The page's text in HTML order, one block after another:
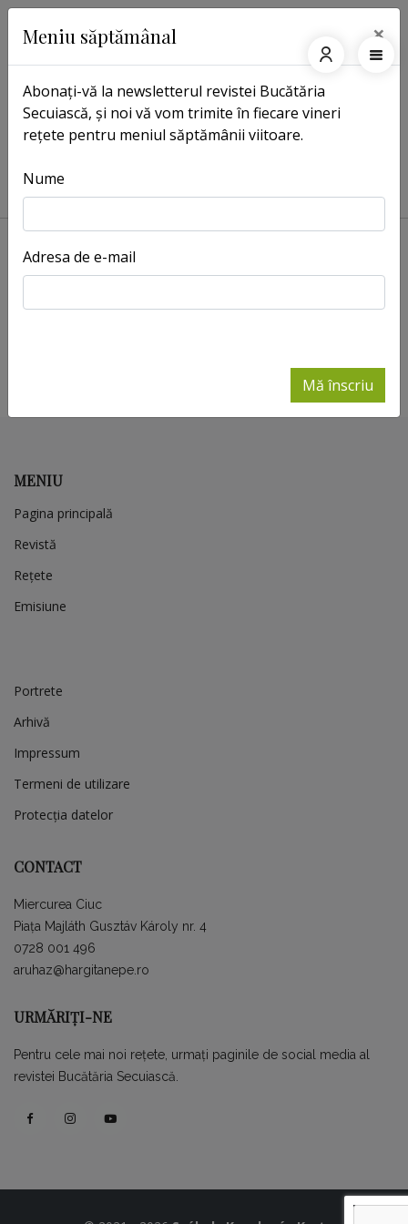
Pagina principală Etichete
Etichete: Varza secuiasca cu marar
secuiasca cu
MENIU
Pagina principală
Revistă
Rețete
Emisiune
Portrete
Arhivă
Impressum
Termeni de utilizare
Protecția datelor
CONTACT
Miercurea Ciuc
Piața Majláth Gusztáv Károly nr. 4
0728 001 496
aruhaz@hargitanepe.ro
URMĂRIȚI-NE
Pentru cele mai noi rețete, urmați paginile de social media al
revistei Bucătăria Secuiască.
Meniu săptămânal ×
Abonați-vă la newsletterul revistei Bucătăria
Secuiască, și noi vă vom trimite în fiecare vineri
rețete pentru meniul săptămânii viitoare.
Nume
Adresa de e-mail
Mă înscriu